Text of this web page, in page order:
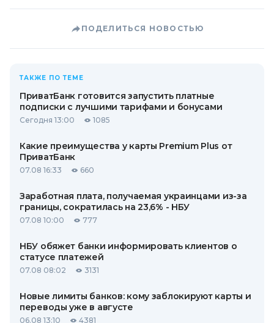
ПОДЕЛИТЬСЯ НОВОСТЬЮ
ТАКЖЕ ПО ТЕМЕ
ПриватБанк готовится запустить платные
подписки с лучшими тарифами и бонусами
Сегодня 13:00 1085
Какие преимущества у карты Premium Plus от
ПриватБанк
07.08 16:33 660
Заработная плата, получаемая украинцами из-за
границы, сократилась на 23,6% - НБУ
07.08 10:00 777
НБУ обяжет банки информировать клиентов о
статусе платежей
07.08 08:02 3131
Новые лимиты банков: кому заблокируют карты и
переводы уже в августе
06.08 13:10 4381